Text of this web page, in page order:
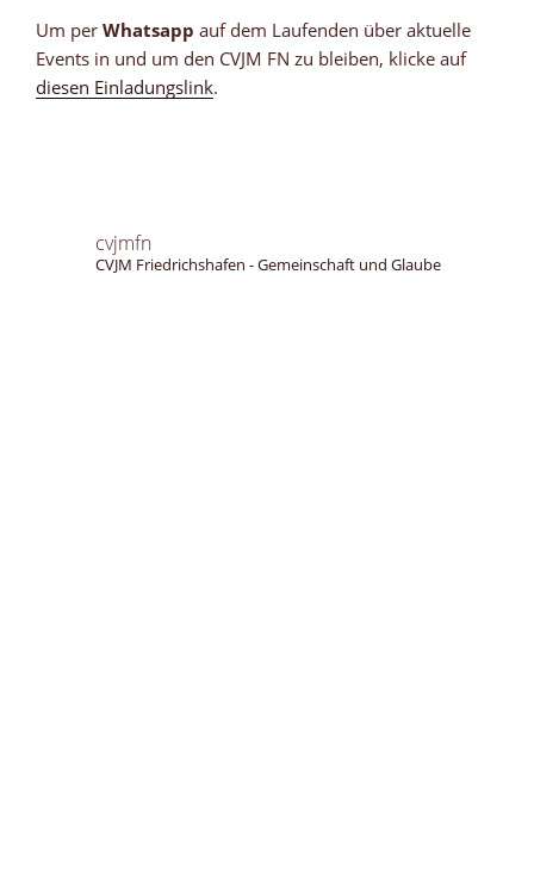
Um per Whatsapp auf dem Laufenden über aktuelle
Events in und um den CVJM FN zu bleiben, klicke auf
diesen Einladungslink.
cvjmfn
CVJM Friedrichshafen - Gemeinschaft und Glaube